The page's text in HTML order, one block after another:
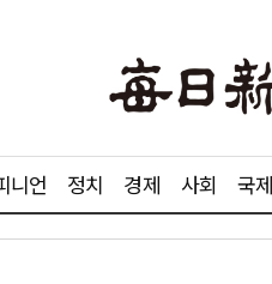
니언 정치 경제 사회 국제